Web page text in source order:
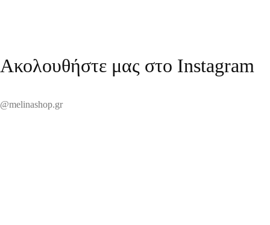
Ακολουθήστε μας στο Instagram
@melinashop.gr